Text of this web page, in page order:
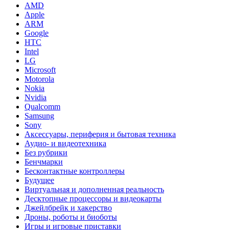
AMD
Apple
ARM
Google
HTC
Intel
LG
Microsoft
Motorola
Nokia
Nvidia
Qualcomm
Samsung
Sony
Аксессуары, периферия и бытовая техника
Аудио- и видеотехника
Без рубрики
Бенчмарки
Бесконтактные контроллеры
Будущее
Виртуальная и дополненная реальность
Десктопные процессоры и видеокарты
Джейлбрейк и хакерство
Дроны, роботы и биоботы
Игры и игровые приставки